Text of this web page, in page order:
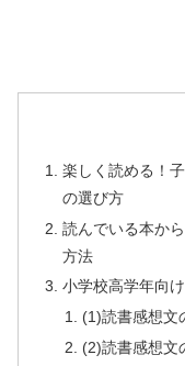
楽しく読める！
の選び方
読んでいる本か
方法
小学校高学年向
(1)読書感想文
(2)読書感想文